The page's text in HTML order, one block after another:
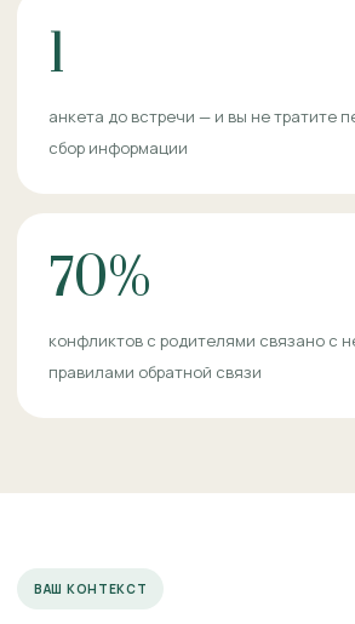
1
анкета до встречи — и вы не тратите
сбор информации
70%
конфликтов с родителями связано с
правилами обратной связи
ВАШ КОНТЕКСТ